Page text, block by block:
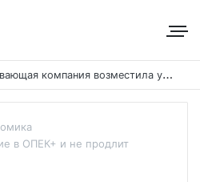
Н
а Кубани золотодобывающая компания возместила ущерб рекам на сумму почти 28 млн рублей
в ОПЕК+ и не продлит